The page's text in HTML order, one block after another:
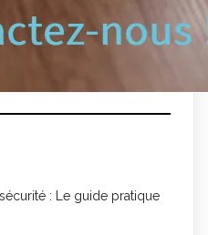
: Le guide pratique